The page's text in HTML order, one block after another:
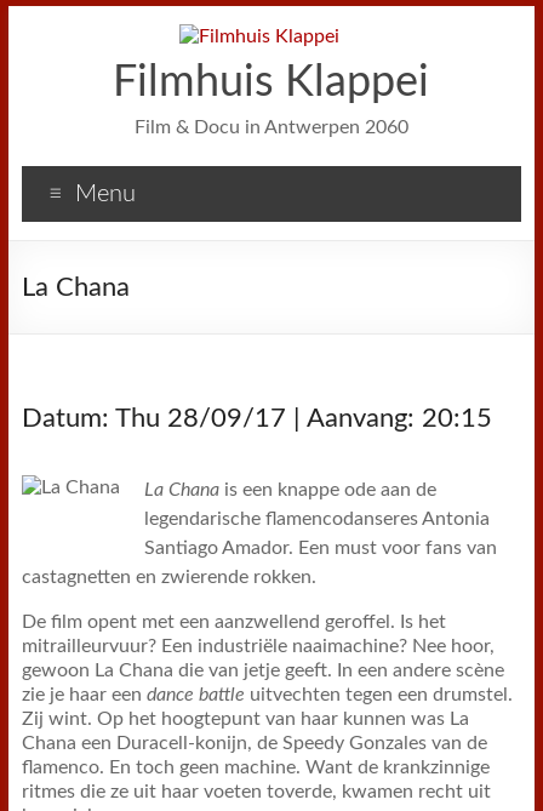
Filmhuis Klappei
Film & Docu in Antwerpen 2060
Menu
La Chana
Datum: Thu 28/09/17 | Aanvang: 20:15
La Chanais een knappe ode aan de
legendarische flamencodanseres Antonia
Santiago Amador. Een must voor fans van
castagnetten en zwierende rokken.
De film opent met een aanzwellend geroffel. Is het
mitrailleurvuur? Een industriële naaimachine? Nee hoor,
gewoon La Chana die van jetje geeft. In een andere scène
zie je haar een dance battle uitvechten tegen een drumstel.
Zij wint. Op het hoogtepunt van haar kunnen was La
Chana een Duracell-konijn, de Speedy Gonzales van de
flamenco. En toch geen machine. Want de krankzinnige
ritmes die ze uit haar voeten toverde, kwamen recht uit